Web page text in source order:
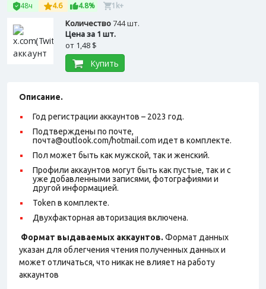
48ч 4.6 4.8% 1k+
Количество744 шт.
Цена за 1 шт.
от 1,48 $
Купить
Описание.
Год регистрации аккаунтов – 2023 год.
Подтверждены по почте,
почта@outlook.com/hotmail.com идет в комплекте.
Пол может быть как мужской, так и женский.
Профили аккаунтов могут быть как пустые, так и с
уже добавленными записями, фотографиями и
другой информацией.
Token в комплекте.
Двухфакторная авторизация включена.
Формат выдаваемых аккаунтов. Формат данных
указан для облегчения чтения полученных данных и
может отличаться, что никак не влияет на работу
аккаунтов